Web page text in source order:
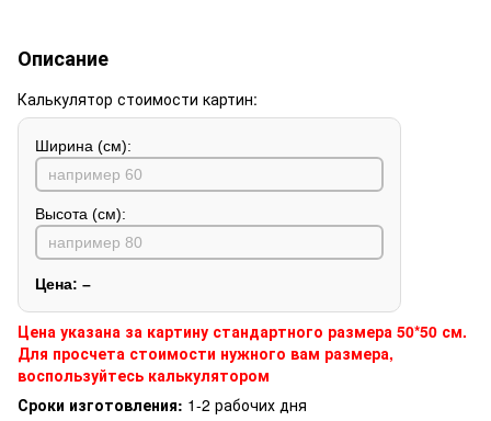
Описание
Калькулятор стоимости картин:
Ширина (см):
Высота (см):
Цена: –
Цена указана за картину стандартного размера 50*50 см.
Для просчета стоимости нужного вам размера,
воспользуйтесь калькулятором
Сроки изготовления: 1-2 рабочих дня